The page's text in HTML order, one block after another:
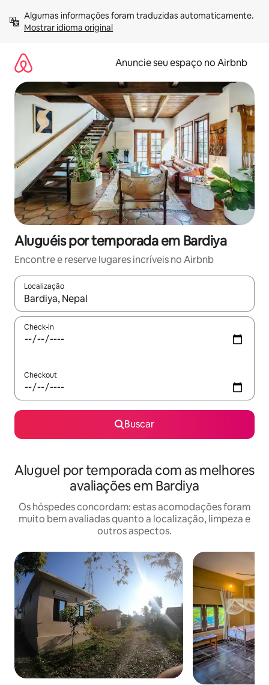
para
Mostrar idioma original
Anuncie seu espaço no Airbnb
Aluguéis por temporada em Bardiya
Encontre e reserve lugares incríveis no Airbnb
Localização
Quando os resultados estiverem disponíveis, explore-os
Check-in
Checkout
Buscar
Aluguel por temporada com as melhores
avaliações em Bardiya
Os hóspedes concordam: estas acomodações foram
muito bem avaliadas quanto a localização, limpeza e
outros aspectos.